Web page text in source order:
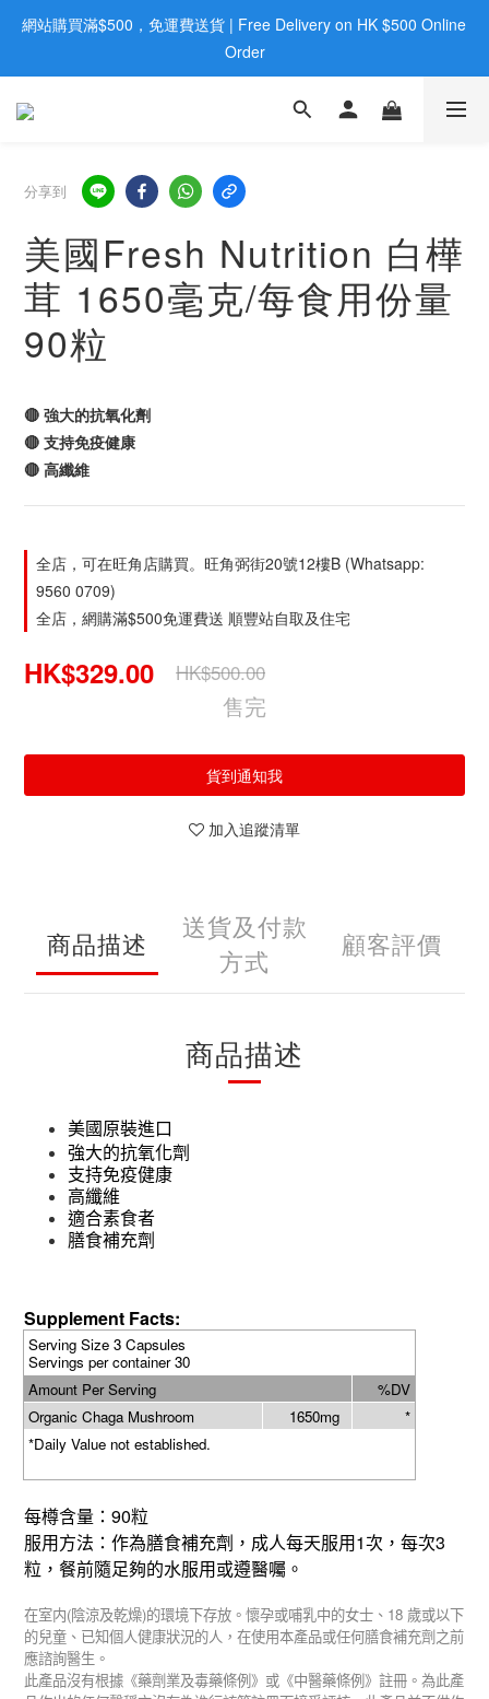
歡迎親臨旺角店購買：旺角弼街20號12樓B  |  RealDeal 保健品 |
WhatsApp 9560 0709
網站購買滿$500，免運費送貨 | Free Delivery on HK $500 Online
Order
歡迎親臨旺角店購買：旺角弼街20號12樓B  |  RealDeal 保健品 |
分享到
美國Fresh Nutrition 白樺
茸 1650毫克/每食用份量
90粒
🔴 強大的抗氧化劑
🔴 支持免疫健康
🔴 高纖維
全店，可在旺角店購買。旺角弼街20號12樓B (Whatsapp:
9560 0709)
全店，網購滿$500免運費送 順豐站自取及住宅
HK$329.00 HK$500.00
售完
貨到通知我
加入追蹤清單
商品描述
送貨及付款
方式
顧客評價
商品描述
美國原裝進口
強大的抗氧化劑
支持免疫健康
高纖維
適合素食者
膳食補充劑
Supplement Facts:
Serving Size 3 Capsules
Servings per container 30
Amount Per Serving
%DV
Organic Chaga Mushroom
1650mg
*
*Daily Value not established.
每樽含量： 90粒
服用方法：作為膳食補充劑，成人每天服用 1次，每次3
粒，餐前隨足夠的水服用或遵醫囑。
在室内(陰涼及乾燥)的環境下存放。懷孕或哺乳中的女士、 18 歲或以下
的兒童、已知個人健康狀況的人，在使用本產品或任何膳食補充劑之前
應諮詢醫生。
此產品沒有根據《藥劑業及毒藥條例》或《中醫藥條例》註冊。為此產